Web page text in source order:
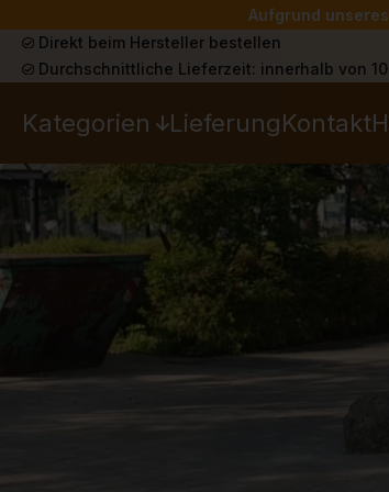
Aufgrund
Direkt beim Hersteller bestellen
Durchschnittliche Lieferzeit: innerhalb von 10
Kategorien LieferungKontakt